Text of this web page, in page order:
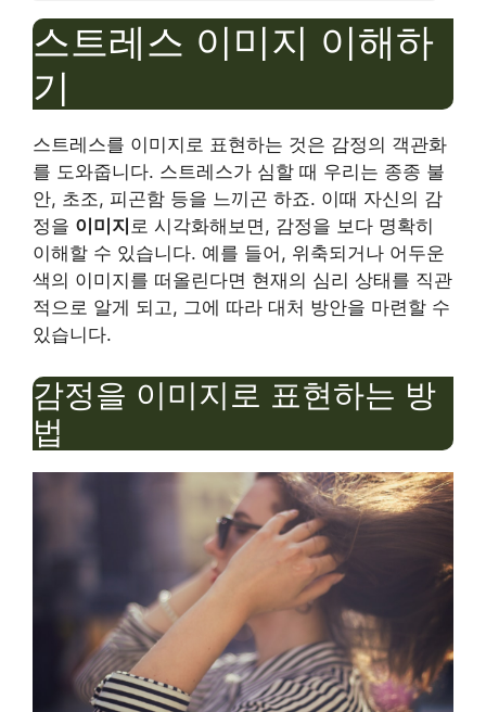
스트레스 이미지 이해하
기
스트레스를 이미지로 표현하는 것은 감정의 객관화
를 도와줍니다. 스트레스가 심할 때 우리는 종종 불
안, 초조, 피곤함 등을 느끼곤 하죠. 이때 자신의 감
정을 이미지 로 시각화해보면, 감정을 보다 명확히
이해할 수 있습니다. 예를 들어, 위축되거나 어두운
색의 이미지를 떠올린다면 현재의 심리 상태를 직관
적으로 알게 되고, 그에 따라 대처 방안을 마련할 수
있습니다.
감정을 이미지로 표현하는 방
법